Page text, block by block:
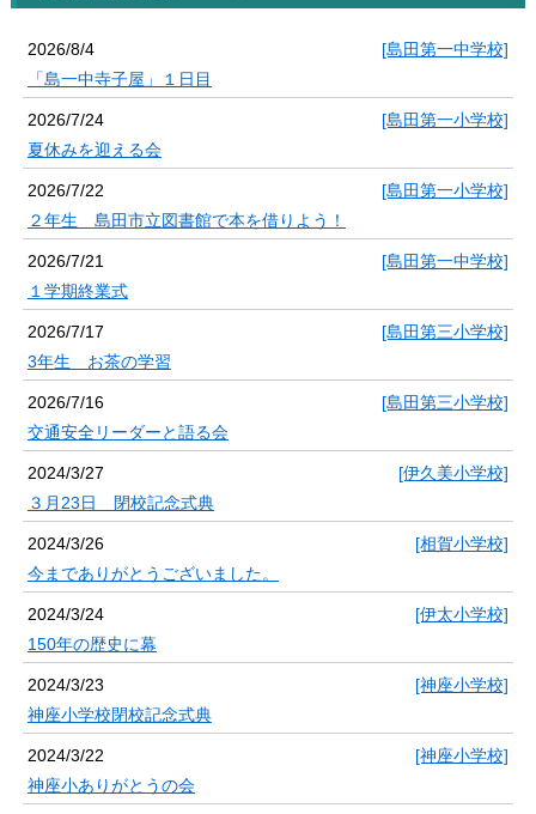
2026/8/4
[島田第一中学校]
「島一中寺子屋」１日目
2026/7/24
[島田第一小学校]
夏休みを迎える会
2026/7/22
[島田第一小学校]
２年生 島田市立図書館で本を借りよう！
2026/7/21
[島田第一中学校]
１学期終業式
2026/7/17
[島田第三小学校]
3年生 お茶の学習
2026/7/16
[島田第三小学校]
交通安全リーダーと語る会
2024/3/27
[伊久美小学校]
３月23日 閉校記念式典
2024/3/26
[相賀小学校]
今までありがとうございました。
2024/3/24
[伊太小学校]
150年の歴史に幕
2024/3/23
[神座小学校]
神座小学校閉校記念式典
2024/3/22
[神座小学校]
神座小ありがとうの会